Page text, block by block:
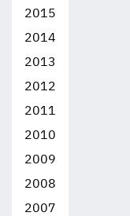
2015
2014
2013
2012
2011
2010
2009
2008
2007